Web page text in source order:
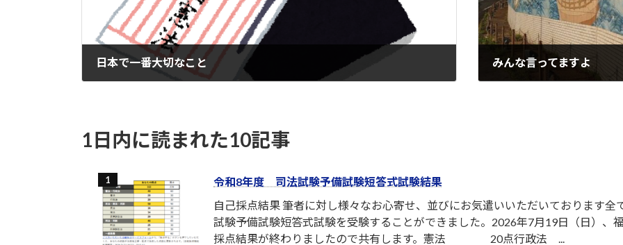
日本で一番大切なこと みんな言ってますよ
1日内に読まれた10記事
令和8年度 司法試験予備試験短答式試験結果
自己採点結果 筆者に対し様々なお心寄せ、並びにお気遣いいただいております
試験予備試験短答式試験を受験することができました。2026年7月19日（日）、
採点結果が終わりましたので共有します。憲法 20点行政法 ...